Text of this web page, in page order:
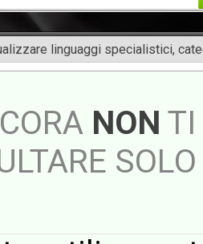
linguaggi specialistici,
NON TI